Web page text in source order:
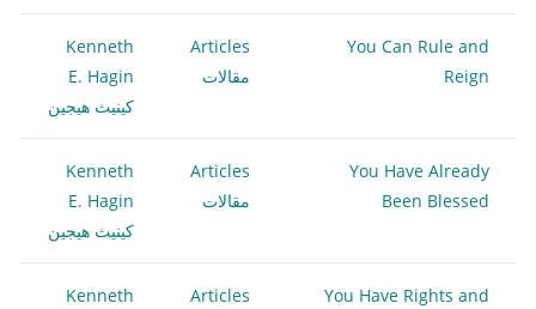
You Can Rule and
Reign
Articles
مقالات
Kenneth
E. Hagin
كينيث هيجين
You Have Already
Been Blessed
Articles
مقالات
Kenneth
E. Hagin
كينيث هيجين
You Have Rights and
Articles
Kenneth